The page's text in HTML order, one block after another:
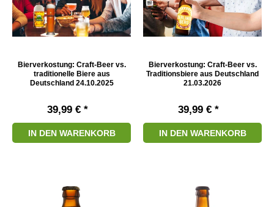
Bierverkostung: Craft-Beer vs.
traditionelle Biere aus
Deutschland 24.10.2025
39,99 € *
IN DEN WARENKORB
Bierverkostung: Craft-Beer vs.
Traditionsbiere aus Deutschland
21.03.2026
39,99 € *
IN DEN WARENKORB